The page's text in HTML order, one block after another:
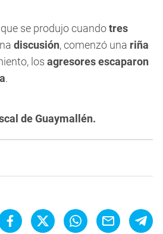
se produjo cuandotres
discusión, comenzó una riña
los agresores escaparon
.
de Guaymallén.